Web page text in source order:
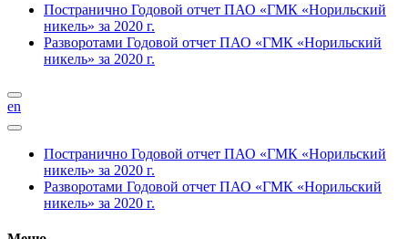
Постранично Годовой отчет ПАО «ГМК «Норильский
никель» за 2020 г.
Разворотами Годовой отчет ПАО «ГМК «Норильский
никель» за 2020 г.
en
Постранично Годовой отчет ПАО «ГМК «Норильский
никель» за 2020 г.
Разворотами Годовой отчет ПАО «ГМК «Норильский
никель» за 2020 г.